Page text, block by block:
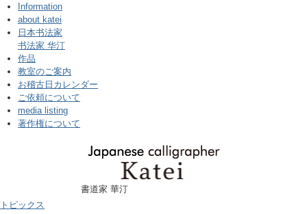
Information
about katei
日本书法家
书法家 华汀
作品
教室のご案内
お稽古日カレンダー
ご依頼について
media listing
著作権について
書道家 華汀
トピックス